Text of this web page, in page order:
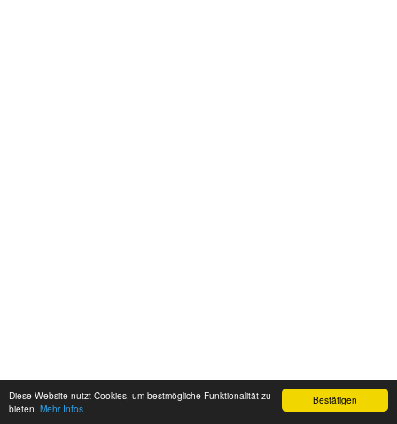
Bestätigen
Diese Website nutzt Cookies, um bestmögliche Funktionalität zu
bieten. Mehr Infos